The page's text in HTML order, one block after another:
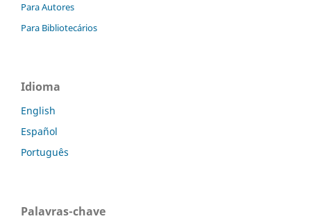
Para Autores
Para Bibliotecários
Idioma
English
Español
Português
Palavras-chave